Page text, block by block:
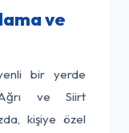
ve
bir yerde
ve Siirt
kişiye özel